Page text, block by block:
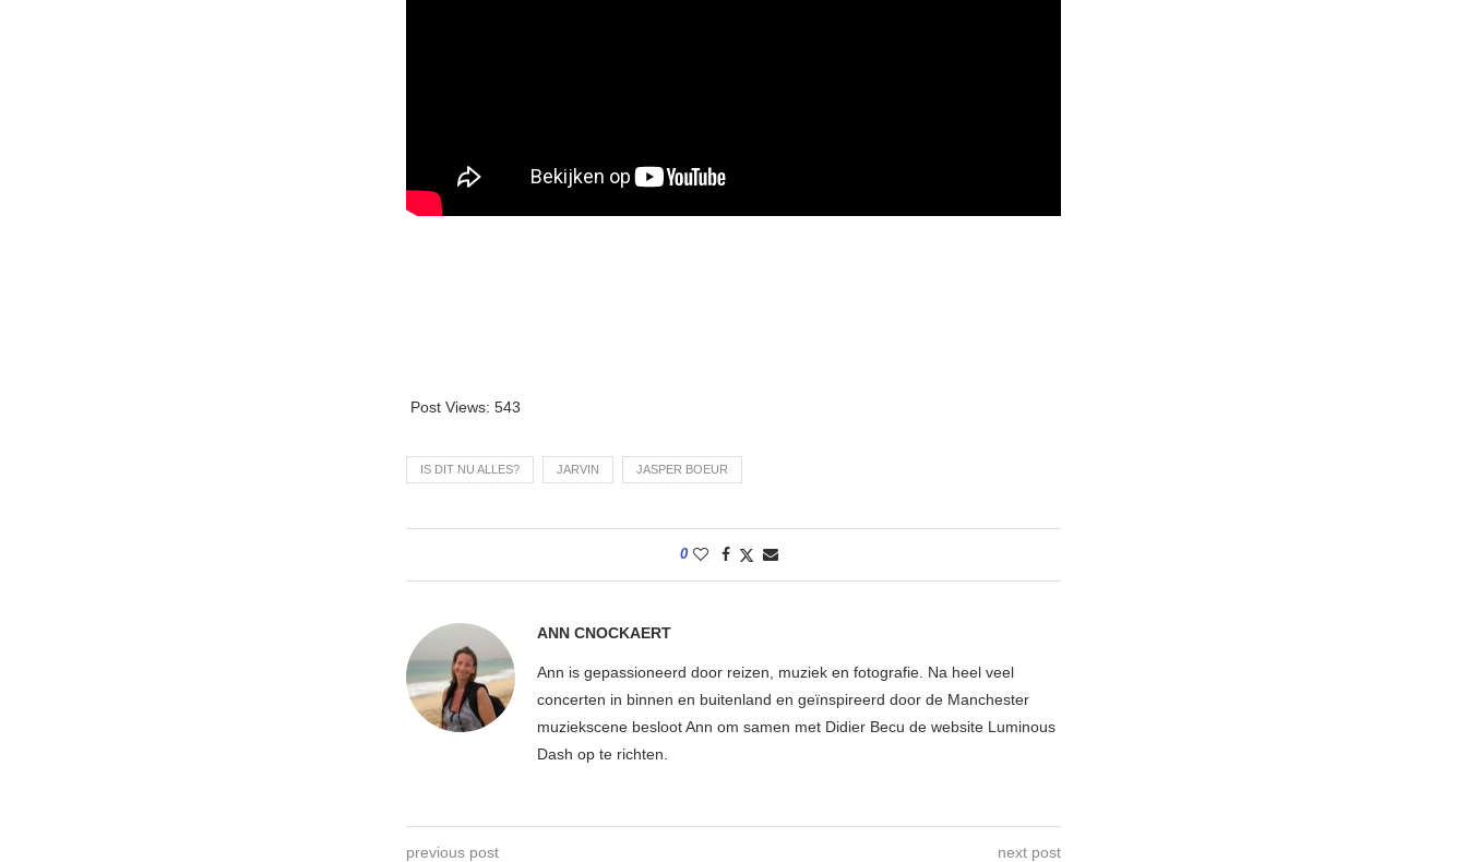
Post Views: 543
IS DIT NU ALLES? JARVIN JASPER BOEUR
0
ANN CNOCKAERT
Ann is gepassioneerd door reizen, muziek en fotografie. Na heel veel
concerten in binnen en buitenland en geïnspireerd door de Manchester
muziekscene besloot Ann om samen met Didier Becu de website Luminous
Dash op te richten.
previous post
next post